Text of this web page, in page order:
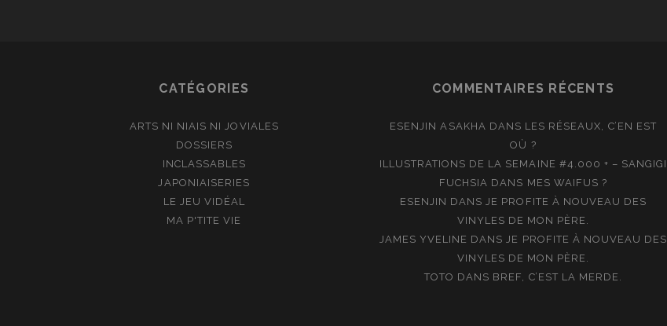
CATÉGORIES
ARTS NI NIAIS NI JOVIALES
DOSSIERS
INCLASSABLES
JAPONIAISERIES
LE JEU VIDÉAL
MA P'TITE VIE
COMMENTAIRES RÉCENTS
ESENJIN ASAKHA DANS LES RÉSEAUX, C’EN EST
OÙ ?
ILLUSTRATIONS DE LA SEMAINE #4.000 + – SANGIGI
FUCHSIA DANS MES WAIFUS ?
ESENJIN DANSJE PROFITE À NOUVEAU DES
VINYLES DE MON PÈRE.
JAMES YVELINE DANSJE PROFITE À NOUVEAU DES
VINYLES DE MON PÈRE.
TOTO DANS BREF, C’EST LA MERDE.